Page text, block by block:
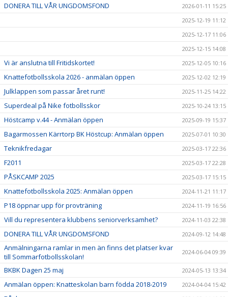
DONERA TILL VÅR UNGDOMSFOND
2026-01-11 15:25
2025-12-19 11:12
2025-12-17 11:06
2025-12-15 14:08
Vi är anslutna till Fritidskortet! 2025-12-05 10:16
Knattefotbollsskola 2026 - anmälan öppen 2025-12-02 12:19
Julklappen som passar året runt! 2025-11-25 14:22
Superdeal på Nike fotbollsskor 2025-10-24 13:15
Höstcamp v.44 - Anmälan öppen 2025-09-19 15:37
Bagarmossen Kärrtorp BK Höstcup: Anmälan öppen 2025-07-01 10:30
Teknikfredagar 2025-03-17 22:36
F2011 2025-03-17 22:28
PÅSKCAMP 2025 2025-03-17 15:15
Knattefotbollsskola 2025: Anmälan öppen 2024-11-21 11:17
P18 öppnar upp för provträning 2024-11-19 16:56
Vill du representera klubbens seniorverksamhet? 2024-11-03 22:38
DONERA TILL VÅR UNGDOMSFOND 2024-09-12 14:48
Anmälningarna ramlar in men än finns det platser kvar
till Sommarfotbollsskolan!
2024-06-04 09:39
BKBK Dagen 25 maj 2024-05-13 13:34
Anmälan öppen: Knatteskolan barn födda 2018-2019 2024-04-04 15:42